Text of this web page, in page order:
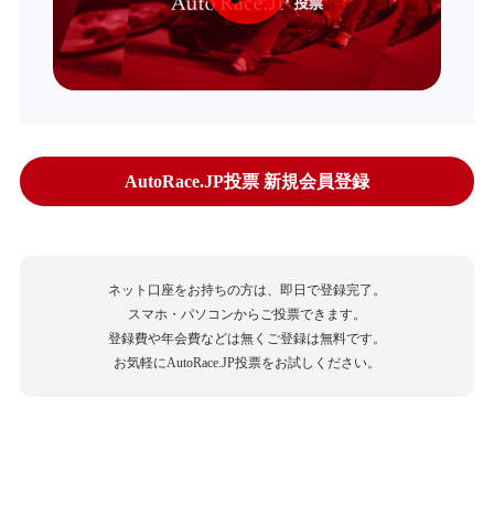
AutoRace.JP投票 新規会員登録
ネット口座をお持ちの方は、即日で登録完了。
スマホ・パソコンからご投票できます。
登録費や年会費などは無くご登録は無料です。
お気軽にAutoRace.JP投票をお試しください。